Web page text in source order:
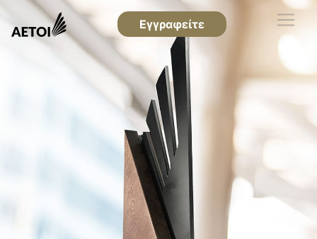
Εγγραφείτε